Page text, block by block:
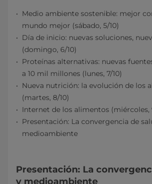
Medio ambiente sostenible: mejor
mundo mejor (sábado, 5/10)
Día de inicio: nuevas soluciones,
(domingo, 6/10)
Proteínas alternativas: nuevas
a 10 mil millones (lunes, 7/10)
Nueva nutrición: la evolución de los
(martes, 8/10)
Internet de los alimentos (miércoles,
Presentación: La convergencia de
medioambiente
Presentación: La
y medioambiente